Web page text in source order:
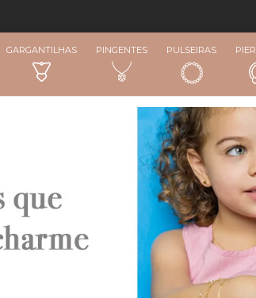
GARGANTILHAS PINGENTES PULSEIRAS